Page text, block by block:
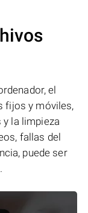
el
fijos y móviles,
la limpieza
fallas del
puede ser